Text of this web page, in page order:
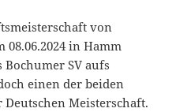
von
in Hamm
Bochumer SV aufs
einen der beiden
Meisterschaft.